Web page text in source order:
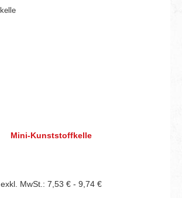
Mini-Kunststoffkelle
exkl. MwSt.: 7,53 € - 9,74 €